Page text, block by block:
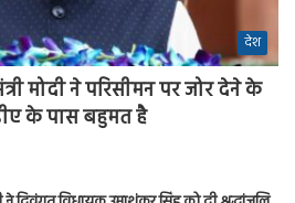
देश
मोदी ने परिसीमन पर जोर देने के
के पास बहुमत है